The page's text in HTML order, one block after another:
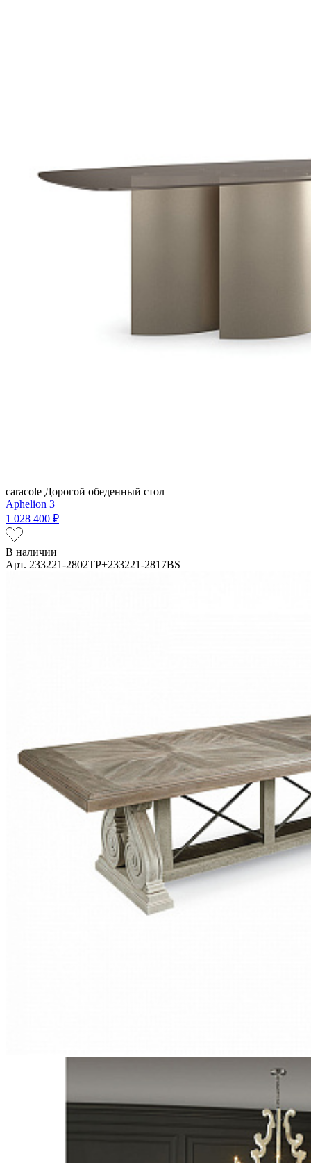
caracole Дорогой обеденный стол
Aphelion 3
1 028 400 ₽
В наличии
Арт. 233221-2802TP+233221-2817BS